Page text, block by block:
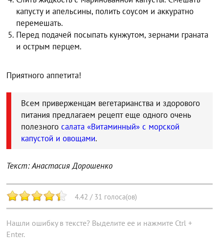
капусту и апельсины, полить соусом и аккуратно
перемешать.
Перед подачей посыпать кунжутом, зернами граната
и острым перцем.
Приятного аппетита!
Всем приверженцам вегетарианства и здорового
питания предлагаем рецепт еще одного очень
полезногосалата «Витаминный» с морской
капустой и овощами.
Текст: Анастасия Дорошенко
4.42 / 31 голоса(ов)
Нашли ошибку в тексте? Выделите ее и нажмите Ctrl +
Enter.